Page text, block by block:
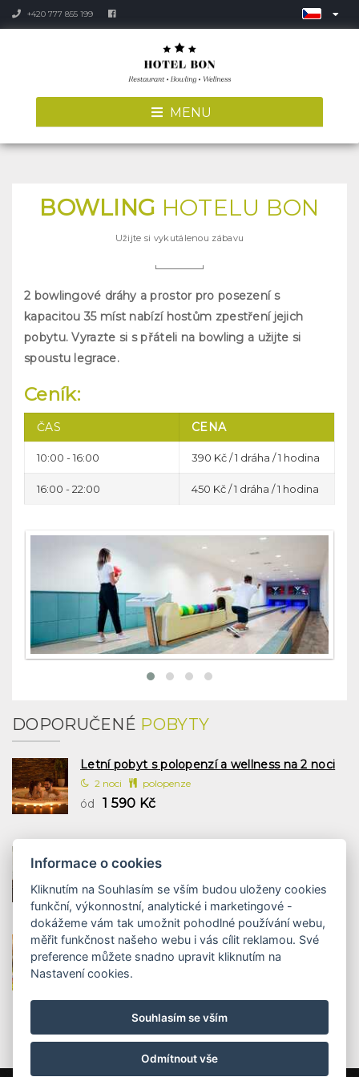
+420 777 855 199
MENU
BOWLING HOTELU BON
Užijte si vykutálenou zábavu
2 bowlingové dráhy a prostor pro posezení s
kapacitou 35 míst nabízí hostům zpestření jejich
pobytu. Vyrazte si s přáteli na bowling a užijte si
spoustu legrace.
Ceník:
ČAS CENA
10:00 - 16:00 390 Kč / 1 dráha / 1 hodina
16:00 - 22:00 450 Kč / 1 dráha / 1 hodina
DOPORUČENÉ POBYTY
Letní pobyt s polopenzí a wellness na 2 noci
2 noci polopenze
ód 1 590 Kč
2 noci snídaně
ód 1 197 Kč
Rodinné léto s polopenzí a wellness 2 noci
2 noci polopenze
ód 1 958 Kč
Informace o cookies
Kliknutím na Souhlasím se vším budou uloženy cookies
funkční, výkonnostní, analytické i marketingové -
dokážeme vám tak umožnit pohodlné používání webu,
měřit funkčnost našeho webu i vás cílit reklamou. Své
preference můžete snadno upravit kliknutím na
Nastavení cookies.
Souhlasím se vším
Odmítnout vše